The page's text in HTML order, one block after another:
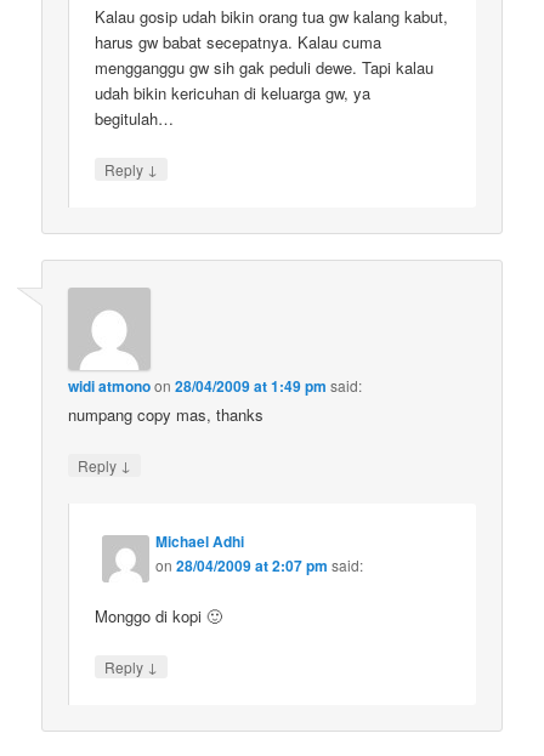
Kalau gosip udah bikin orang tua gw kalang kabut,
harus gw babat secepatnya. Kalau cuma
mengganggu gw sih gak peduli dewe. Tapi kalau
udah bikin kericuhan di keluarga gw, ya
begitulah…
Reply ↓
widi atmonoon28/04/2009 at 1:49 pm said:
numpang copy mas, thanks
Reply ↓
Michael Adhi
on28/04/2009 at 2:07 pm said:
Monggo di kopi 🙂
Reply ↓